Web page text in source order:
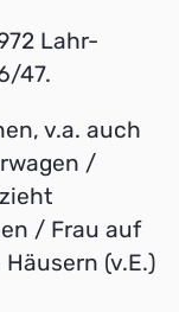
Lahr-
47.
v.a. auch
/
/ Frau auf
(v.E.)